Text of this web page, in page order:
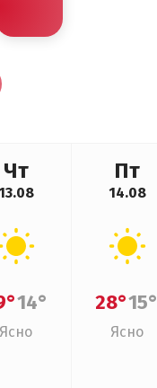
Чт
14°
Ясно
Пт
14.08
28°15°
Ясно